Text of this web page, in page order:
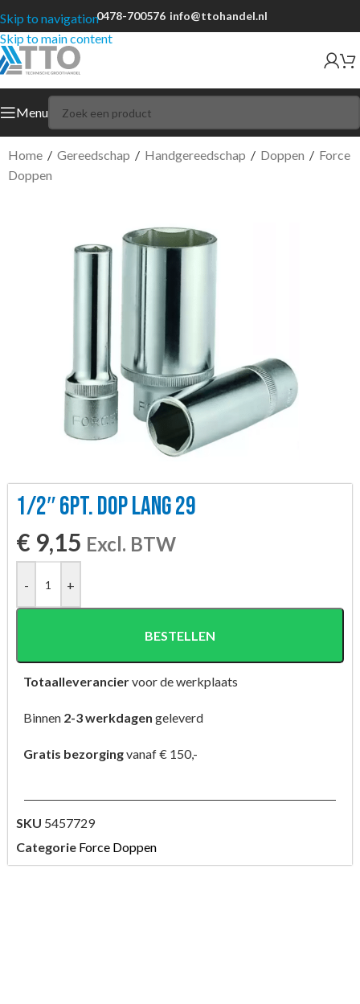
Skip to navigation
Skip to main content
0478-700576 info@ttohandel.nl
Menu
Home / Gereedschap / Handgereedschap / Doppen / Force
Doppen
1/2″ 6PT. DOP LANG 29
€ 9,15 Excl. BTW
- +
BESTELLEN
Totaalleveranciervoor de werkplaats
Binnen 2-3 werkdagen geleverd
Gratis bezorgingvanaf € 150,-
SKU 5457729
Categorie Force Doppen